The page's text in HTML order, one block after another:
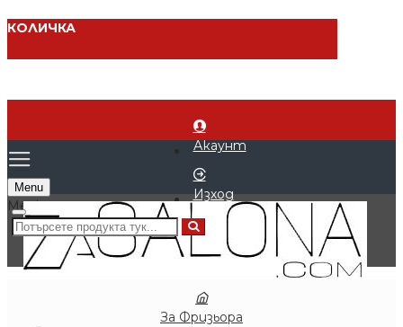
КОЛИЧКА
Акаунт
Изход
Menu
0 продукта - € 0.00 (0.00 лв.)
За Фризьора